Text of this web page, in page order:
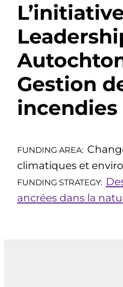
Gestion
incendies
FUNDING AREA:
climatiques et
FUNDING STRATEGY:
ancrées dans la